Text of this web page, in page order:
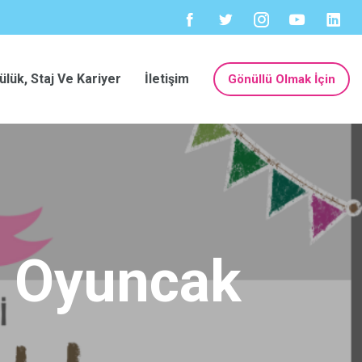
Gönüllü Olmak İçin
Staj Ve Kariyer İletişim